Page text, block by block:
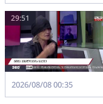
29:51
2026/08/08 00:35